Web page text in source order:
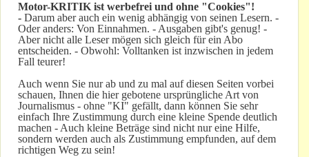
Motor-KRITIK ist werbefrei und ohne "Cookies"!
- Darum aber auch ein wenig abhängig von seinen Lesern. -
Oder anders: Von Einnahmen. - Ausgaben gibt's genug! -
Aber nicht alle Leser mögen sich gleich für ein Abo
entscheiden. - Obwohl: Volltanken ist inzwischen in jedem
Fall teurer!
Auch wenn Sie nur ab und zu mal auf diesen Seiten vorbei
schauen, Ihnen die hier gebotene ursprüngliche Art von
Journalismus - ohne "KI" gefällt, dann können Sie sehr
einfach Ihre Zustimmung durch eine kleine Spende deutlich
machen - Auch kleine Beträge sind nicht nur eine Hilfe,
sondern werden auch als Zustimmung empfunden, auf dem
richtigen Weg zu sein!